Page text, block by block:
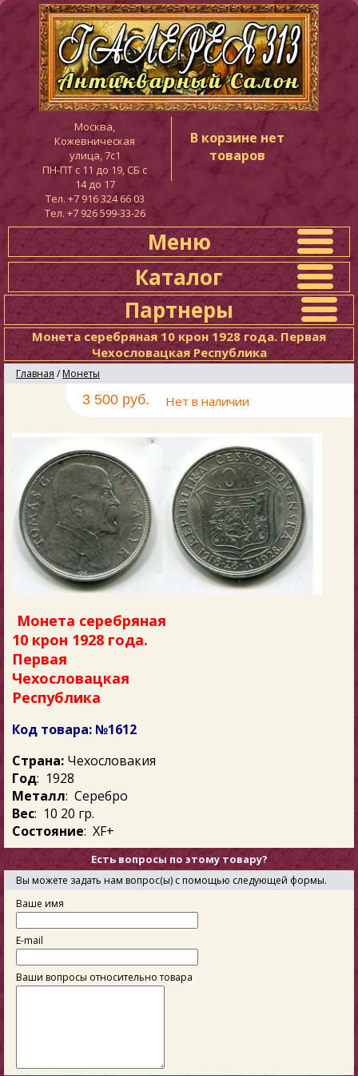
Москва,
Кожевническая
улица, 7с1
ПН-ПТ c 11 до 19, СБ с
14 до 17
Тел. +7 916 324 66 03
Тел. +7 926 599-33-26
В корзине нет
товаров
Меню
Каталог
Партнеры
Монета серебряная 10 крон 1928 года. Первая
Чехословацкая Республика
Главная / Монеты
3 500 руб. Нет в наличии
Монета серебряная
10 крон 1928 года.
Первая
Чехословацкая
Республика
Код товара: №1612
Страна: Чехословакия
Год: 1928
Металл: Серебро
Вес: 10 20 гр.
Состояние: ХF+
Есть вопросы по этому товару?
Вы можете задать нам вопрос(ы) с помощью следующей формы.
Ваше имя
E-mail
Ваши вопросы относительно товара